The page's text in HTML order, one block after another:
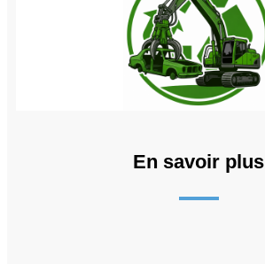
En savoir plus